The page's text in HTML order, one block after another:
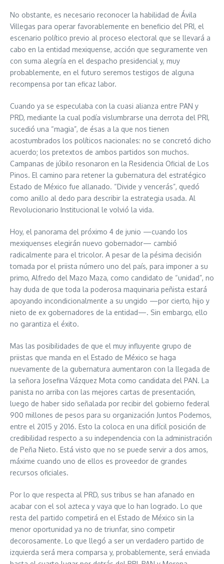
No obstante, es necesario reconocer la habilidad de Ávila
Villegas para operar favorablemente en beneficio del PRI, el
escenario político previo al proceso electoral que se llevará a
cabo en la entidad mexiquense, acción que seguramente ven
con suma alegría en el despacho presidencial y, muy
probablemente, en el futuro seremos testigos de alguna
recompensa por tan eficaz labor.
Cuando ya se especulaba con la cuasi alianza entre PAN y
PRD, mediante la cual podía vislumbrarse una derrota del PRI,
sucedió una “magia”, de ésas a la que nos tienen
acostumbrados los políticos nacionales: no se concretó dicho
acuerdo; los pretextos de ambos partidos son muchos.
Campanas de júbilo resonaron en la Residencia Oficial de Los
Pinos. El camino para retener la gubernatura del estratégico
Estado de México fue allanado. “Divide y vencerás”, quedó
como anillo al dedo para describir la estrategia usada. Al
Revolucionario Institucional le volvió la vida.
Hoy, el panorama del próximo 4 de junio —cuando los
mexiquenses elegirán nuevo gobernador— cambió
radicalmente para el tricolor. A pesar de la pésima decisión
tomada por el priista número uno del país, para imponer a su
primo, Alfredo del Mazo Maza, como candidato de “unidad”, no
hay duda de que toda la poderosa maquinaria peñista estará
apoyando incondicionalmente a su ungido —por cierto, hijo y
nieto de ex gobernadores de la entidad—. Sin embargo, ello
no garantiza el éxito.
Mas las posibilidades de que el muy influyente grupo de
priistas que manda en el Estado de México se haga
nuevamente de la gubernatura aumentaron con la llegada de
la señora Josefina Vázquez Mota como candidata del PAN. La
panista no arriba con las mejores cartas de presentación,
luego de haber sido señalada por recibir del gobierno federal
900 millones de pesos para su organización Juntos Podemos,
entre el 2015 y 2016. Esto la coloca en una difícil posición de
credibilidad respecto a su independencia con la administración
de Peña Nieto. Está visto que no se puede servir a dos amos,
máxime cuando uno de ellos es proveedor de grandes
recursos oficiales.
Por lo que respecta al PRD, sus tribus se han afanado en
acabar con el sol azteca y vaya que lo han logrado. Lo que
resta del partido competirá en el Estado de México sin la
menor oportunidad ya no de triunfar, sino competir
decorosamente. Lo que llegó a ser un verdadero partido de
izquierda será mera comparsa y, probablemente, será enviada